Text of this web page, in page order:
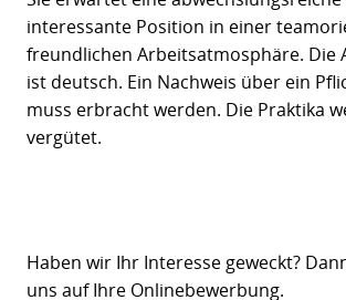
interessante Position in einer
freundlichen Arbeitsatmosphäre. Die
ist deutsch. Ein Nachweis über ein
muss erbracht werden. Die Praktika
vergütet.
Haben wir Ihr Interesse geweckt?
uns auf Ihre Onlinebewerbung.